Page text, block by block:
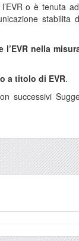
o è tenuta
stabilita
nella
a titolo di EVR.
successivi